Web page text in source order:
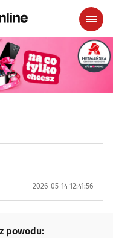
2026-05-14 12:41:56
powodu: